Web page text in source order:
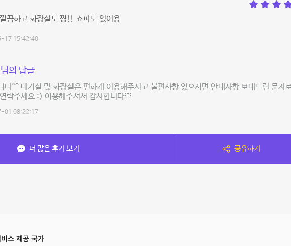
끔하고 화장실도 짱!! 쇼파도 있어용
17 15:42:40
의 답글
다^^ 대기실 및 화장실은 편하게 이용해주시고 불편사항 있으시면 안내사항 보내드린 문자
락주세요 :) 이용해주셔서 감사합니다🤍
01 08:22:17
더 많은 후기 보기 공유하기
스 제공 국가